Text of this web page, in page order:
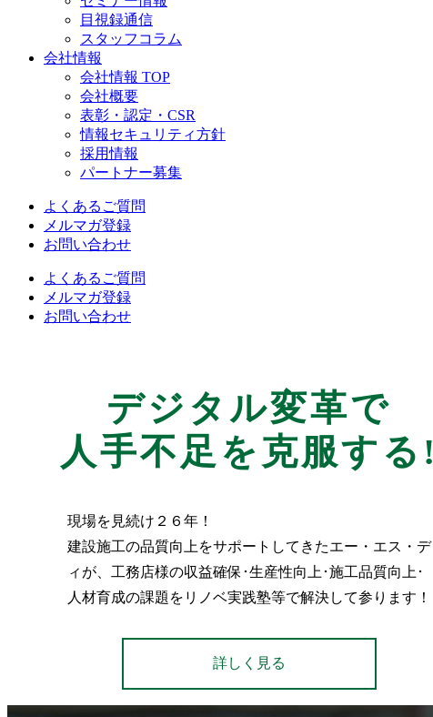
目視録通信
スタッフコラム
会社情報
会社情報 TOP
会社概要
表彰・認定・CSR
情報セキュリティ方針
採用情報
パートナー募集
よくあるご質問
メルマガ登録
お問い合わせ
よくあるご質問
メルマガ登録
お問い合わせ
デジタル変革で
人手不足を克服する!
現場を見続け２６年！
建設施工の品質向上をサポートしてきたエー・エス・デ
ィが、工務店様の収益確保･生産性向上･施工品質向上･
人材育成の課題をリノベ実践塾等で解決して参ります！
詳しく見る